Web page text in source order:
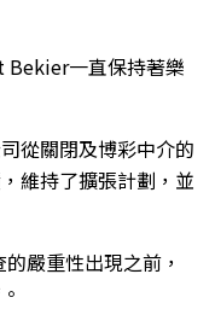
Bekier一直保持著樂
從關閉及博彩中介的
維持了擴張計劃，並
嚴重性出現之前，